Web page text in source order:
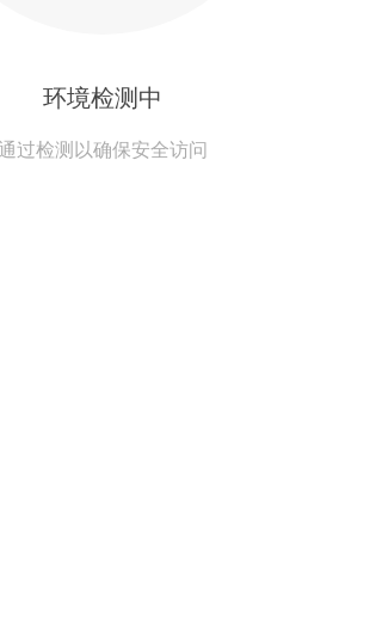
环境检测中
过检测以确保安全访问